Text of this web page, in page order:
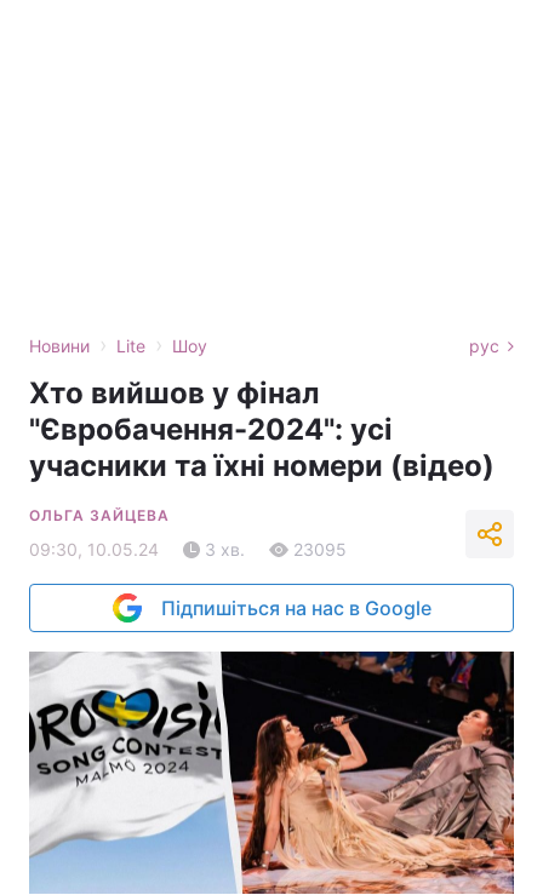
Новини › Lite › Шоу рус
Хто вийшов у фінал
"Євробачення-2024": усі
учасники та їхні номери (відео)
ОЛЬГА ЗАЙЦЕВА
09:30, 10.05.24 3 хв. 23095
Підпишіться на нас в Google